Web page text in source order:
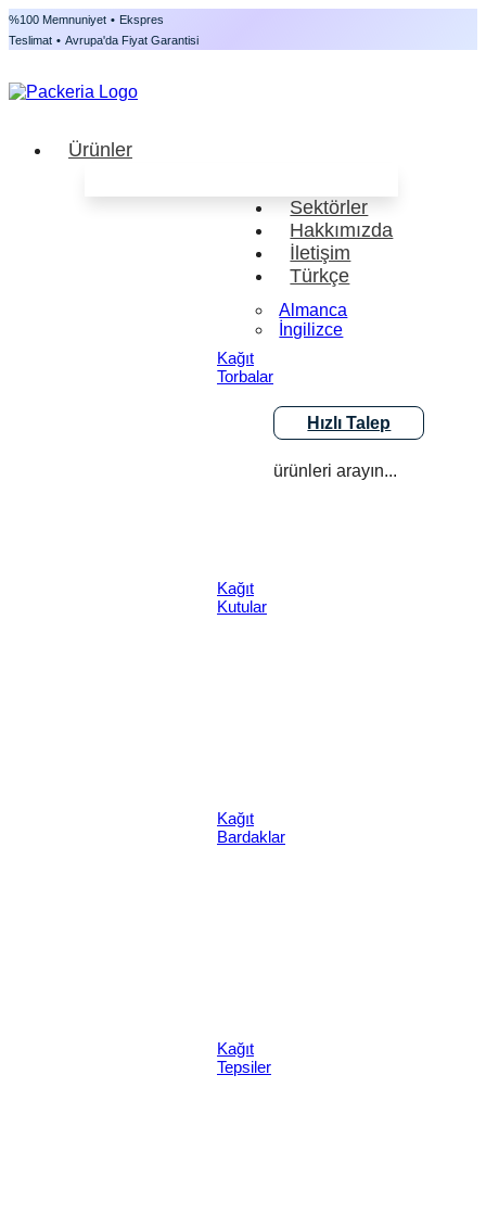
%100 Memnuniyet • Ekspres
Teslimat • Avrupa'da Fiyat Garantisi
Ürünler
Kağıt
Torbalar
Kağıt
Kutular
Kağıt
Bardaklar
Kağıt
Tepsiler
Sektörler
Hakkımızda
İletişim
Türkçe
Almanca
İngilizce
Hızlı Talep
ürünleri arayın...